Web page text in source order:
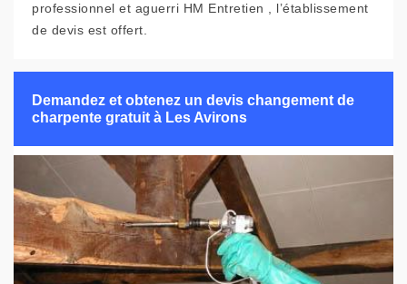
professionnel et aguerri HM Entretien , l’établissement
de devis est offert.
Demandez et obtenez un devis changement de
charpente gratuit à Les Avirons